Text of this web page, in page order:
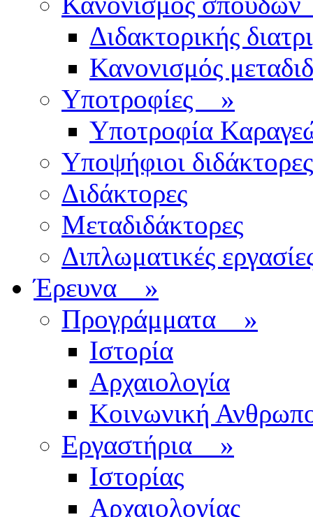
Διδακτορικής
Κανονισμός
Υποτροφίες »
Υποτροφία
Υποψήφιοι διδάκτορες
Διδάκτορες
Μεταδιδάκτορες
Διπλωματικές
Έρευνα »
Προγράμματα »
Ιστορία
Αρχαιολογία
Κοινωνική
Εργαστήρια »
Ιστορίας
Αρχαιολογίας